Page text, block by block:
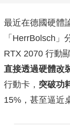
最近在德國硬體
「HerrBolsch
RTX 2070 行動
直接透過硬體改
行動卡， 突破功
15%，甚至逼近